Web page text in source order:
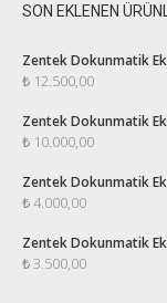
SON EKLENEN
Zentek Dokunmatik
₺ 12.500,00
Zentek Dokunmatik
₺ 10.000,00
Zentek Dokunmatik
₺4.000,00
Zentek Dokunmatik
₺3.500,00